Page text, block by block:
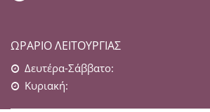
ΩΡΆΡΙΟ ΛΕΙΤΟΥΡΓΊΑΣ
Δευτέρα-Σάββατο:
Κυριακή: